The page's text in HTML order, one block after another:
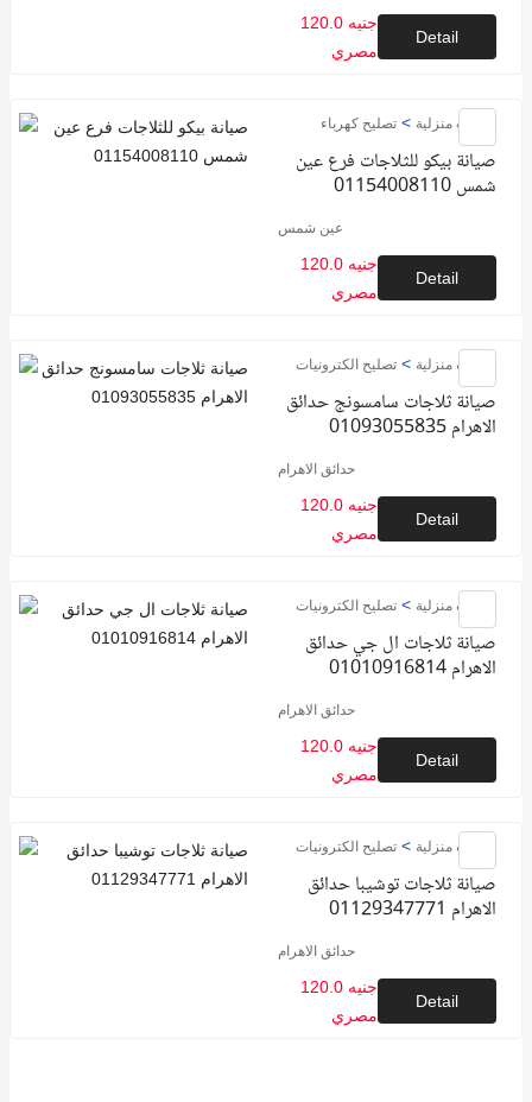
120.0 جنيه
مصري
Detail
خدمات منزلية > تصليح كهرباء
صيانة بيكو للثلاجات فرع عين
شمس 01154008110
عين شمس
120.0 جنيه
مصري
Detail
خدمات منزلية > تصليح الكترونيات
صيانة ثلاجات سامسونج حدائق
الاهرام 01093055835
حدائق الاهرام
120.0 جنيه
مصري
Detail
خدمات منزلية > تصليح الكترونيات
صيانة ثلاجات ال جي حدائق
الاهرام 01010916814
حدائق الاهرام
120.0 جنيه
مصري
Detail
خدمات منزلية > تصليح الكترونيات
صيانة ثلاجات توشيبا حدائق
الاهرام 01129347771
حدائق الاهرام
120.0 جنيه
مصري
Detail